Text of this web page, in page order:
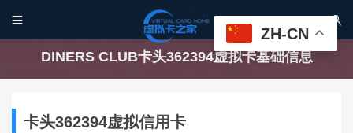
 
DINERS CLUB卡头362394虚拟卡基础信息
卡头362394虚拟信用卡
ZH-CN